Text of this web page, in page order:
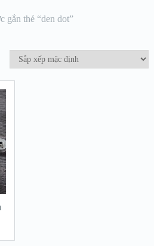
gắn thẻ “den dot”